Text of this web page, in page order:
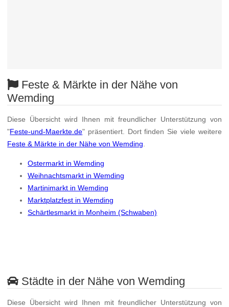
Feste & Märkte in der Nähe von
Wemding
Diese Übersicht wird Ihnen mit freundlicher Unterstützung von
"Feste-und-Maerkte.de" präsentiert. Dort finden Sie viele weitere
Feste & Märkte in der Nähe von Wemding
Ostermarkt in Wemding
Weihnachtsmarkt in Wemding
Martinimarkt in Wemding
Marktplatzfest in Wemding
Schärtlesmarkt in Monheim (Schwaben)
Städte in der Nähe von Wemding
Diese Übersicht wird Ihnen mit freundlicher Unterstützung von